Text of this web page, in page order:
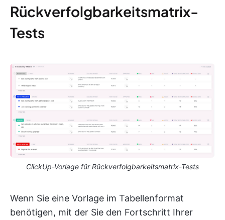
Rückverfolgbarkeitsmatrix-
Tests
ClickUp-Vorlage für Rückverfolgbarkeitsmatrix-Tests
Wenn Sie eine Vorlage im Tabellenformat
benötigen, mit der Sie den Fortschritt Ihrer